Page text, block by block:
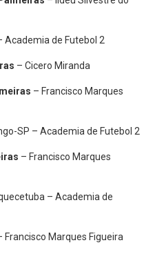
Academia de Futebol 2
– Cicero Miranda
– Francisco Marques
SP – Academia de Futebol 2
– Francisco Marques
– Academia de
Francisco Marques Figueira